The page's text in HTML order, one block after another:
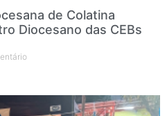
de Colatina
Diocesano das CEBs